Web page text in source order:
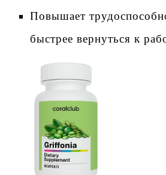
Повышает
быстрее вернуться к